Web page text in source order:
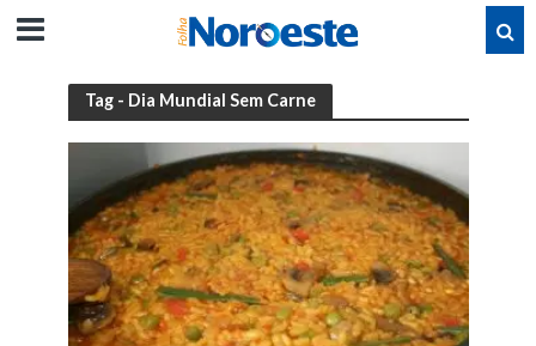
Tag - Dia Mundial Sem Carne